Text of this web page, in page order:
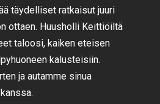
täydelliset ratkaisut juuri
ottaen. Huusholli Keittiöiltä
taloosi, kaiken eteisen
kalusteisiin.
ja autamme sinua